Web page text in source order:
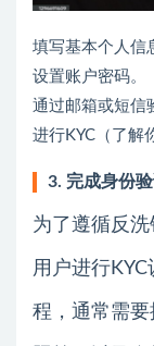
填写基本个人信
设置账户密码。
通过邮箱或短信
进行KYC（了解
3. 完成身份验
为了遵循反
用户进行
程，通常需